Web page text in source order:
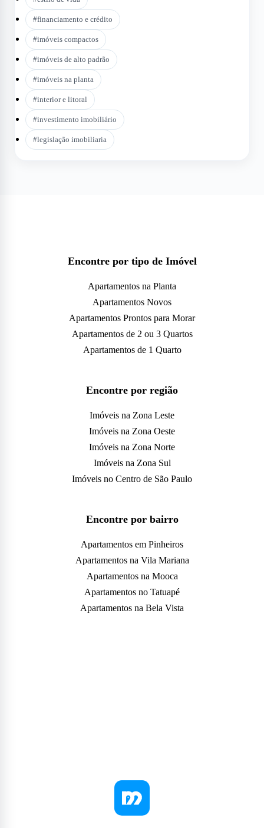
#financiamento e crédito
#imóveis compactos
#imóveis de alto padrão
#imóveis na planta
#interior e litoral
#investimento imobiliário
#legislação imobiliaria
Encontre por tipo de Imóvel
Apartamentos na Planta
Apartamentos Novos
Apartamentos Prontos para Morar
Apartamentos de 2 ou 3 Quartos
Apartamentos de 1 Quarto
Encontre por região
Imóveis na Zona Leste
Imóveis na Zona Oeste
Imóveis na Zona Norte
Imóveis na Zona Sul
Imóveis no Centro de São Paulo
Encontre por bairro
Apartamentos em Pinheiros
Apartamentos na Vila Mariana
Apartamentos na Mooca
Apartamentos no Tatuapé
Apartamentos na Bela Vista